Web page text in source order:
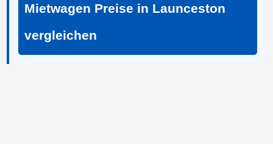
Mietwagen Preise in Launceston
vergleichen